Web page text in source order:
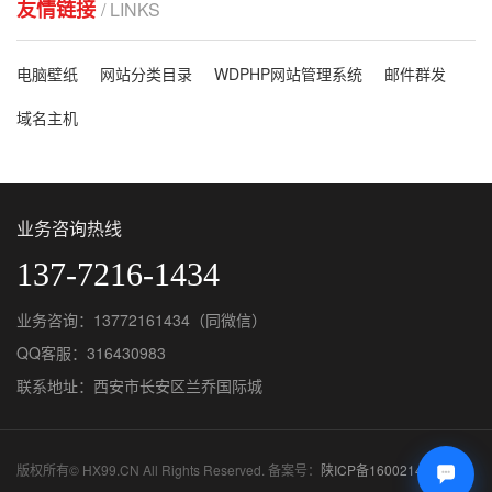
友情链接 / LINKS
电脑壁纸 网站分类目录 WDPHP网站管理系统
邮件群发
域名主机
业务咨询热线
137-7216-1434
业务咨询：13772161434（同微信）
QQ客服： 316430983
联系地址：西安市长安区兰乔国际城
版权所有© HX99.CN All Rights Reserved. 备案号： 陕ICP备16002142号-9